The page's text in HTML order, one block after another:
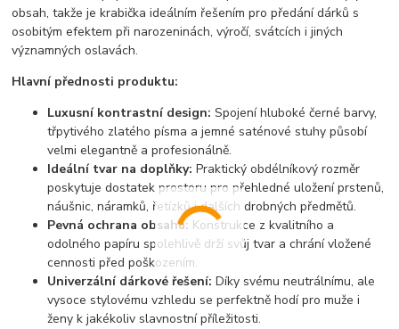
obsah, takže je krabička ideálním řešením pro předání dárků s
osobitým efektem při narozeninách, výročí, svátcích i jiných
významných oslavách.
Hlavní přednosti produktu:
Luxusní kontrastní design: Spojení hluboké černé barvy,
třpytivého zlatého písma a jemné saténové stuhy působí
velmi elegantně a profesionálně.
Ideální tvar na doplňky: Praktický obdélníkový rozměr
poskytuje dostatek prostoru pro přehledné uložení prstenů,
náušnic, náramků, řetízků i dalších drobných předmětů.
Pevná ochrana obsahu: Konstrukce z kvalitního a
odolného papíru spolehlivě drží svůj tvar a chrání vložené
cennosti před poškozením.
Univerzální dárkové řešení: Díky svému neutrálnímu, ale
vysoce stylovému vzhledu se perfektně hodí pro muže i
ženy k jakékoliv slavnostní příležitosti.